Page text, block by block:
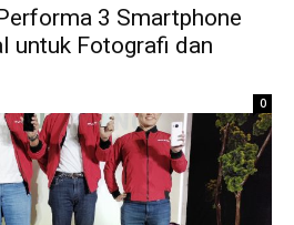
3 Smartphone
untuk Fotografi dan
0